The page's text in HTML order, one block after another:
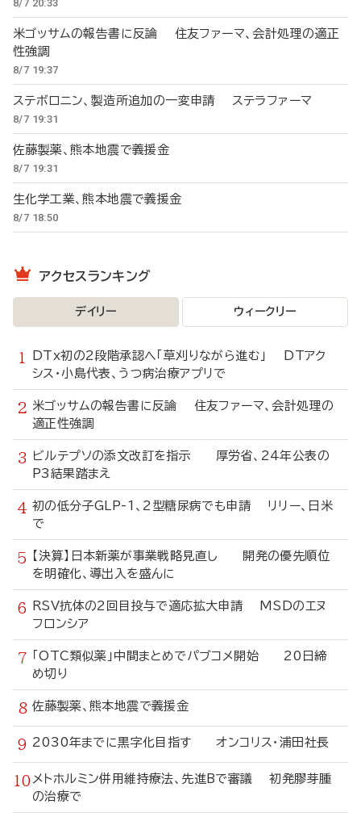
8/7 20:33
米ゴッサムの報告書に反論 住友ファーマ、会計処理の適正
性強調
8/7 19:37
ステボロニン、製造所追加の一変申請 ステラファーマ
8/7 19:31
佐藤製薬、熊本地震で義援金
8/7 19:31
生化学工業、熊本地震で義援金
8/7 18:50
アクセスランキング
デイリー ウィークリー
DTx初の2段階承認へ「草刈りながら進む」 DTアク
シス・小島代表、うつ病治療アプリで
米ゴッサムの報告書に反論 住友ファーマ、会計処理の
適正性強調
ビルテプソの添文改訂を指示 厚労省、24年公表の
P3結果踏まえ
初の低分子GLP-1、2型糖尿病でも申請 リリー、日米
で
【決算】日本新薬が事業戦略見直し 開発の優先順位
を明確化、導出入を盛んに
RSV抗体の2回目投与で適応拡大申請 MSDのエヌ
フロンシア
「OTC類似薬」中間まとめでパブコメ開始 20日締
め切り
佐藤製薬、熊本地震で義援金
2030年までに黒字化目指す オンコリス・浦田社長
メトホルミン併用維持療法、先進Bで審議 初発膠芽腫
の治療で